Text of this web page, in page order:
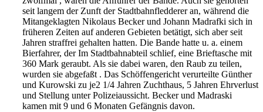
seit langem der Zunft der Stadtbahnfledderer an, während die
Mitangeklagten Nikolaus Becker und Johann Madrafki sich in
früheren Zeiten auf anderen Gebieten betätigt, sich aber seit
Jahren straffrei gehalten hatten. Die Bande hatte u. a. einem
Bierfahrer, der Im Stadtbahnabteil schlief, eine Brieftasche mit
360 Mark geraubt. Als sie dabei waren, den Raub zu teilen,
wurden sie abgefaßt . Das Schöffengericht verurteilte Günther
und Kurowski zu je2 1/4 Jahren Zuchthaus, 5 Jahren Ehrverlust
und Stellung unter Polizeiaussicht. Becker und Madraski
kamen mit 9 und 6 Monaten Gefängnis davon.